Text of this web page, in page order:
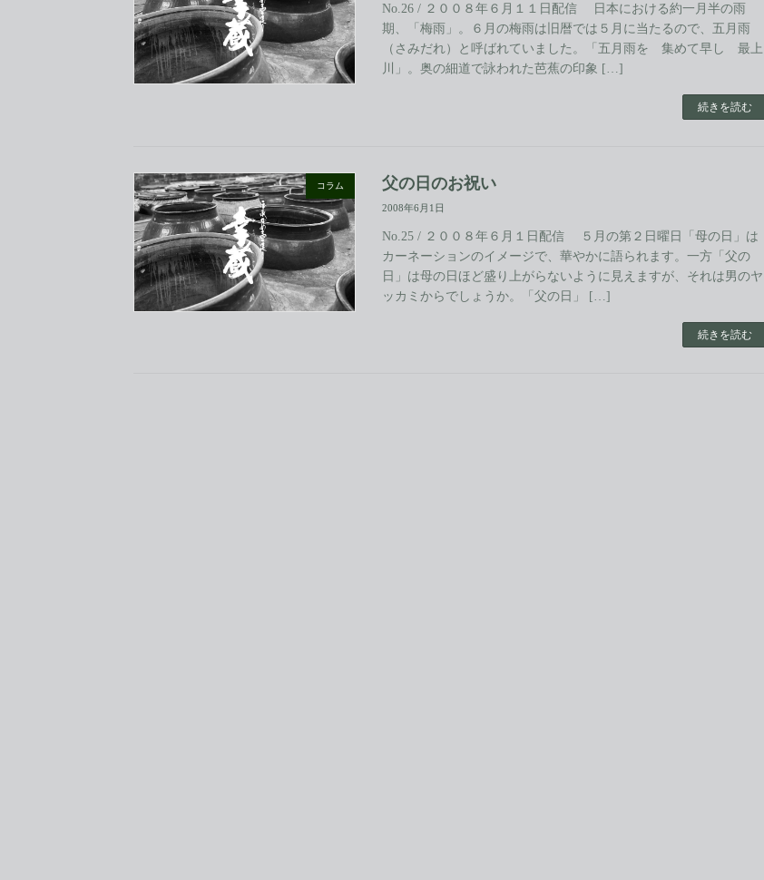
No.26 / ２００８年６月１１日配信 日本における約一月半の雨
期、「梅雨」。６月の梅雨は旧暦では５月に当たるので、五月雨
（さみだれ）と呼ばれていました。「五月雨を 集めて早し 最上
川」。奥の細道で詠われた芭蕉の印象 […]
続きを読む
コラム 父の日のお祝い
2008年6月1日
No.25 / ２００８年６月１日配信 ５月の第２日曜日「母の日」は
カーネーションのイメージで、華やかに語られます。一方「父の
日」は母の日ほど盛り上がらないように見えますが、それは男のヤ
ッカミからでしょうか。「父の日」 […]
続きを読む